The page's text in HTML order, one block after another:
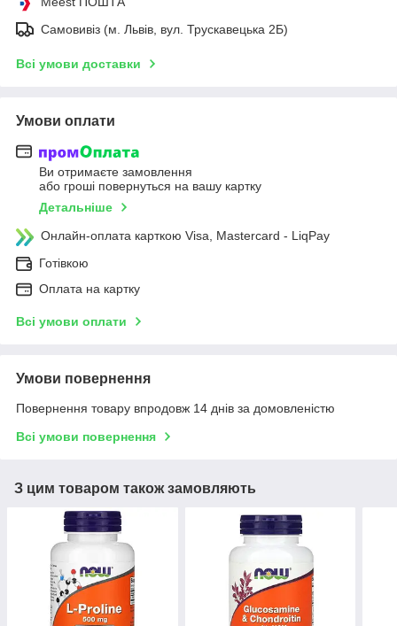
Самовивіз (м. Львів, вул. Трускавецька 2Б)
Всі умови доставки
Умови оплати
Ви отримаєте замовлення
або гроші повернуться на вашу картку
Детальніше
Онлайн-оплата карткою Visa, Mastercard - LiqPay
Готівкою
Оплата на картку
Всі умови оплати
Умови повернення
Повернення товару впродовж 14 днів за домовленістю
Всі умови повернення
З цим товаром також замовляють